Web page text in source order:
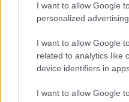
I want to allow Google
personalized advertising.
I want to allow Google
related to analytics like
device identifiers in
I want to allow Google
δάπεδο, στο πάτωμα,
τραυματίσει, να
ούτε καν στα πόδια,
αφορούσε γυναίκες.
από τη Δικαιοσύνη».
Κλείνοντας, ο